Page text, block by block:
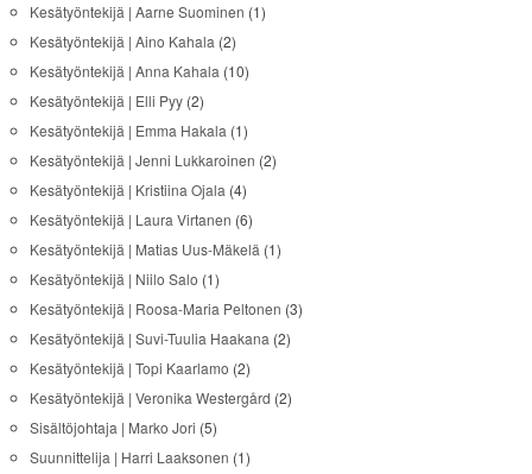
Kesätyöntekijä | Aarne Suominen (1)
Kesätyöntekijä | Aino Kahala (2)
Kesätyöntekijä | Anna Kahala (10)
Kesätyöntekijä | Elli Pyy(2)
Kesätyöntekijä | Emma Hakala (1)
Kesätyöntekijä | Jenni Lukkaroinen (2)
Kesätyöntekijä | Kristiina Ojala (4)
Kesätyöntekijä | Laura Virtanen (6)
Kesätyöntekijä | Matias Uus-Mäkelä (1)
Kesätyöntekijä | Niilo Salo (1)
Kesätyöntekijä | Roosa-Maria Peltonen (3)
Kesätyöntekijä | Suvi-Tuulia Haakana (2)
Kesätyöntekijä | Topi Kaarlamo (2)
Kesätyöntekijä | Veronika Westergård (2)
Sisältöjohtaja | Marko Jori (5)
Suunnittelija | Harri Laaksonen (1)